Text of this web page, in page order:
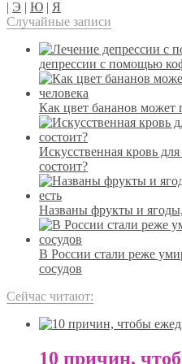
| Э | Ю | Я
Случайные записи
депрессии с помощью
Как цвет бананов может
Искусственная кровь
состоит?
Названы фрукты и
В России стали реже
сосудов
Сейчас читают:
10 причин,